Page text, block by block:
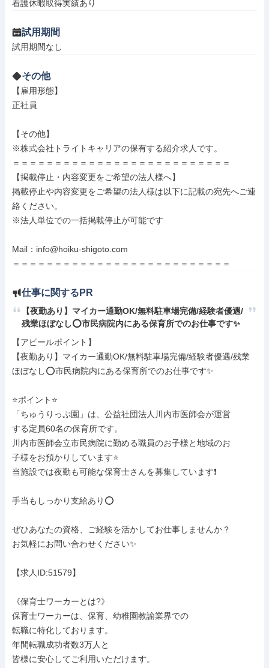
看護休暇取得実績あり
試用期間
試用期間なし
その他
【雇用形態】
正社員
【その他】
※株式会社トライトキャリアの保有する紹介求人です。
＝＝＝＝＝＝＝＝＝＝＝＝＝＝＝＝＝＝＝＝＝＝＝＝＝＝
【掲載停止・内容変更をご希望の法人様へ】
掲載停止や内容変更をご希望の法人様は以下に記載の宛先へご連
絡ください。
※法人単位での一括掲載停止が可能です
Mail：info@hoiku-shigoto.com
＝＝＝＝＝＝＝＝＝＝＝＝＝＝＝＝＝＝＝＝＝＝＝＝＝＝
仕事に関するPR
【夜勤あり】マイカー通勤OK/無料駐車場完備/経験者優遇/
残業ほぼなし⭕市民病院内にある保育所でのお仕事です✨
【アピールポイント】
【夜勤あり】マイカー通勤OK/無料駐車場完備/経験者優遇/残業
ほぼなし⭕市民病院内にある保育所でのお仕事です✨
⭐ポイント⭐
「ちゅうりっぷ園」は、公益社団法人川内市医師会が運営
する定員60名の保育所です。
川内市医師会立市民病院に勤める職員のお子様と地域のお
子様をお預かりしています⭐
当施設では夜勤も可能な保育士さんを募集しています❗️
手当もしっかり支給あり⭕
ぜひあなたの資格、ご経験を活かしてお仕事しませんか？
お気軽にお問い合わせください✨
【求人ID:51579】
《保育士ワーカーとは?》
保育士ワーカーは、保育、幼稚園教諭業界での
転職に特化しております。
年間転職成功者数3万人と
皆様に安心してご利用いただけます。